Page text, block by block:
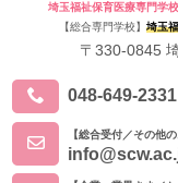
埼玉福祉保育医療専門学校
【総合専門学校】 埼玉
〒330-0845
048-649-2331
【総合受付／その他の